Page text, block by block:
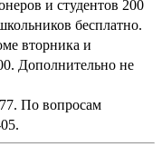
и студентов 200
бесплатно.
вторника и
Дополнительно не
По вопросам